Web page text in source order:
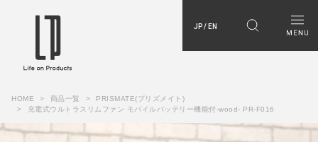
JP / EN
HOME 商品一覧
PRISMATE(プリズメイト)
充電式ウルトラスリムファン モバイルバッテリー機能付-wood- PR-F016